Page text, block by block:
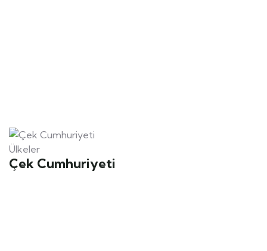
Ülkeler
Çek Cumhuriyeti